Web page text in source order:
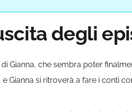
degli
Gianna, che sembra poter
Gianna si ritroverà a fare i conti